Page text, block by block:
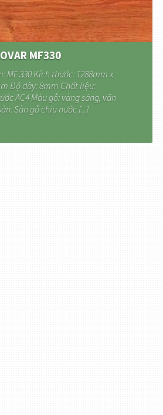
MF330
MF 330 Kích thước: 1288mm x
Ðộ dày: 8mm Chất liệu:
AC4 Màu gỗ: vàng sáng, vân
Sàn gỗ chịu nước [...]